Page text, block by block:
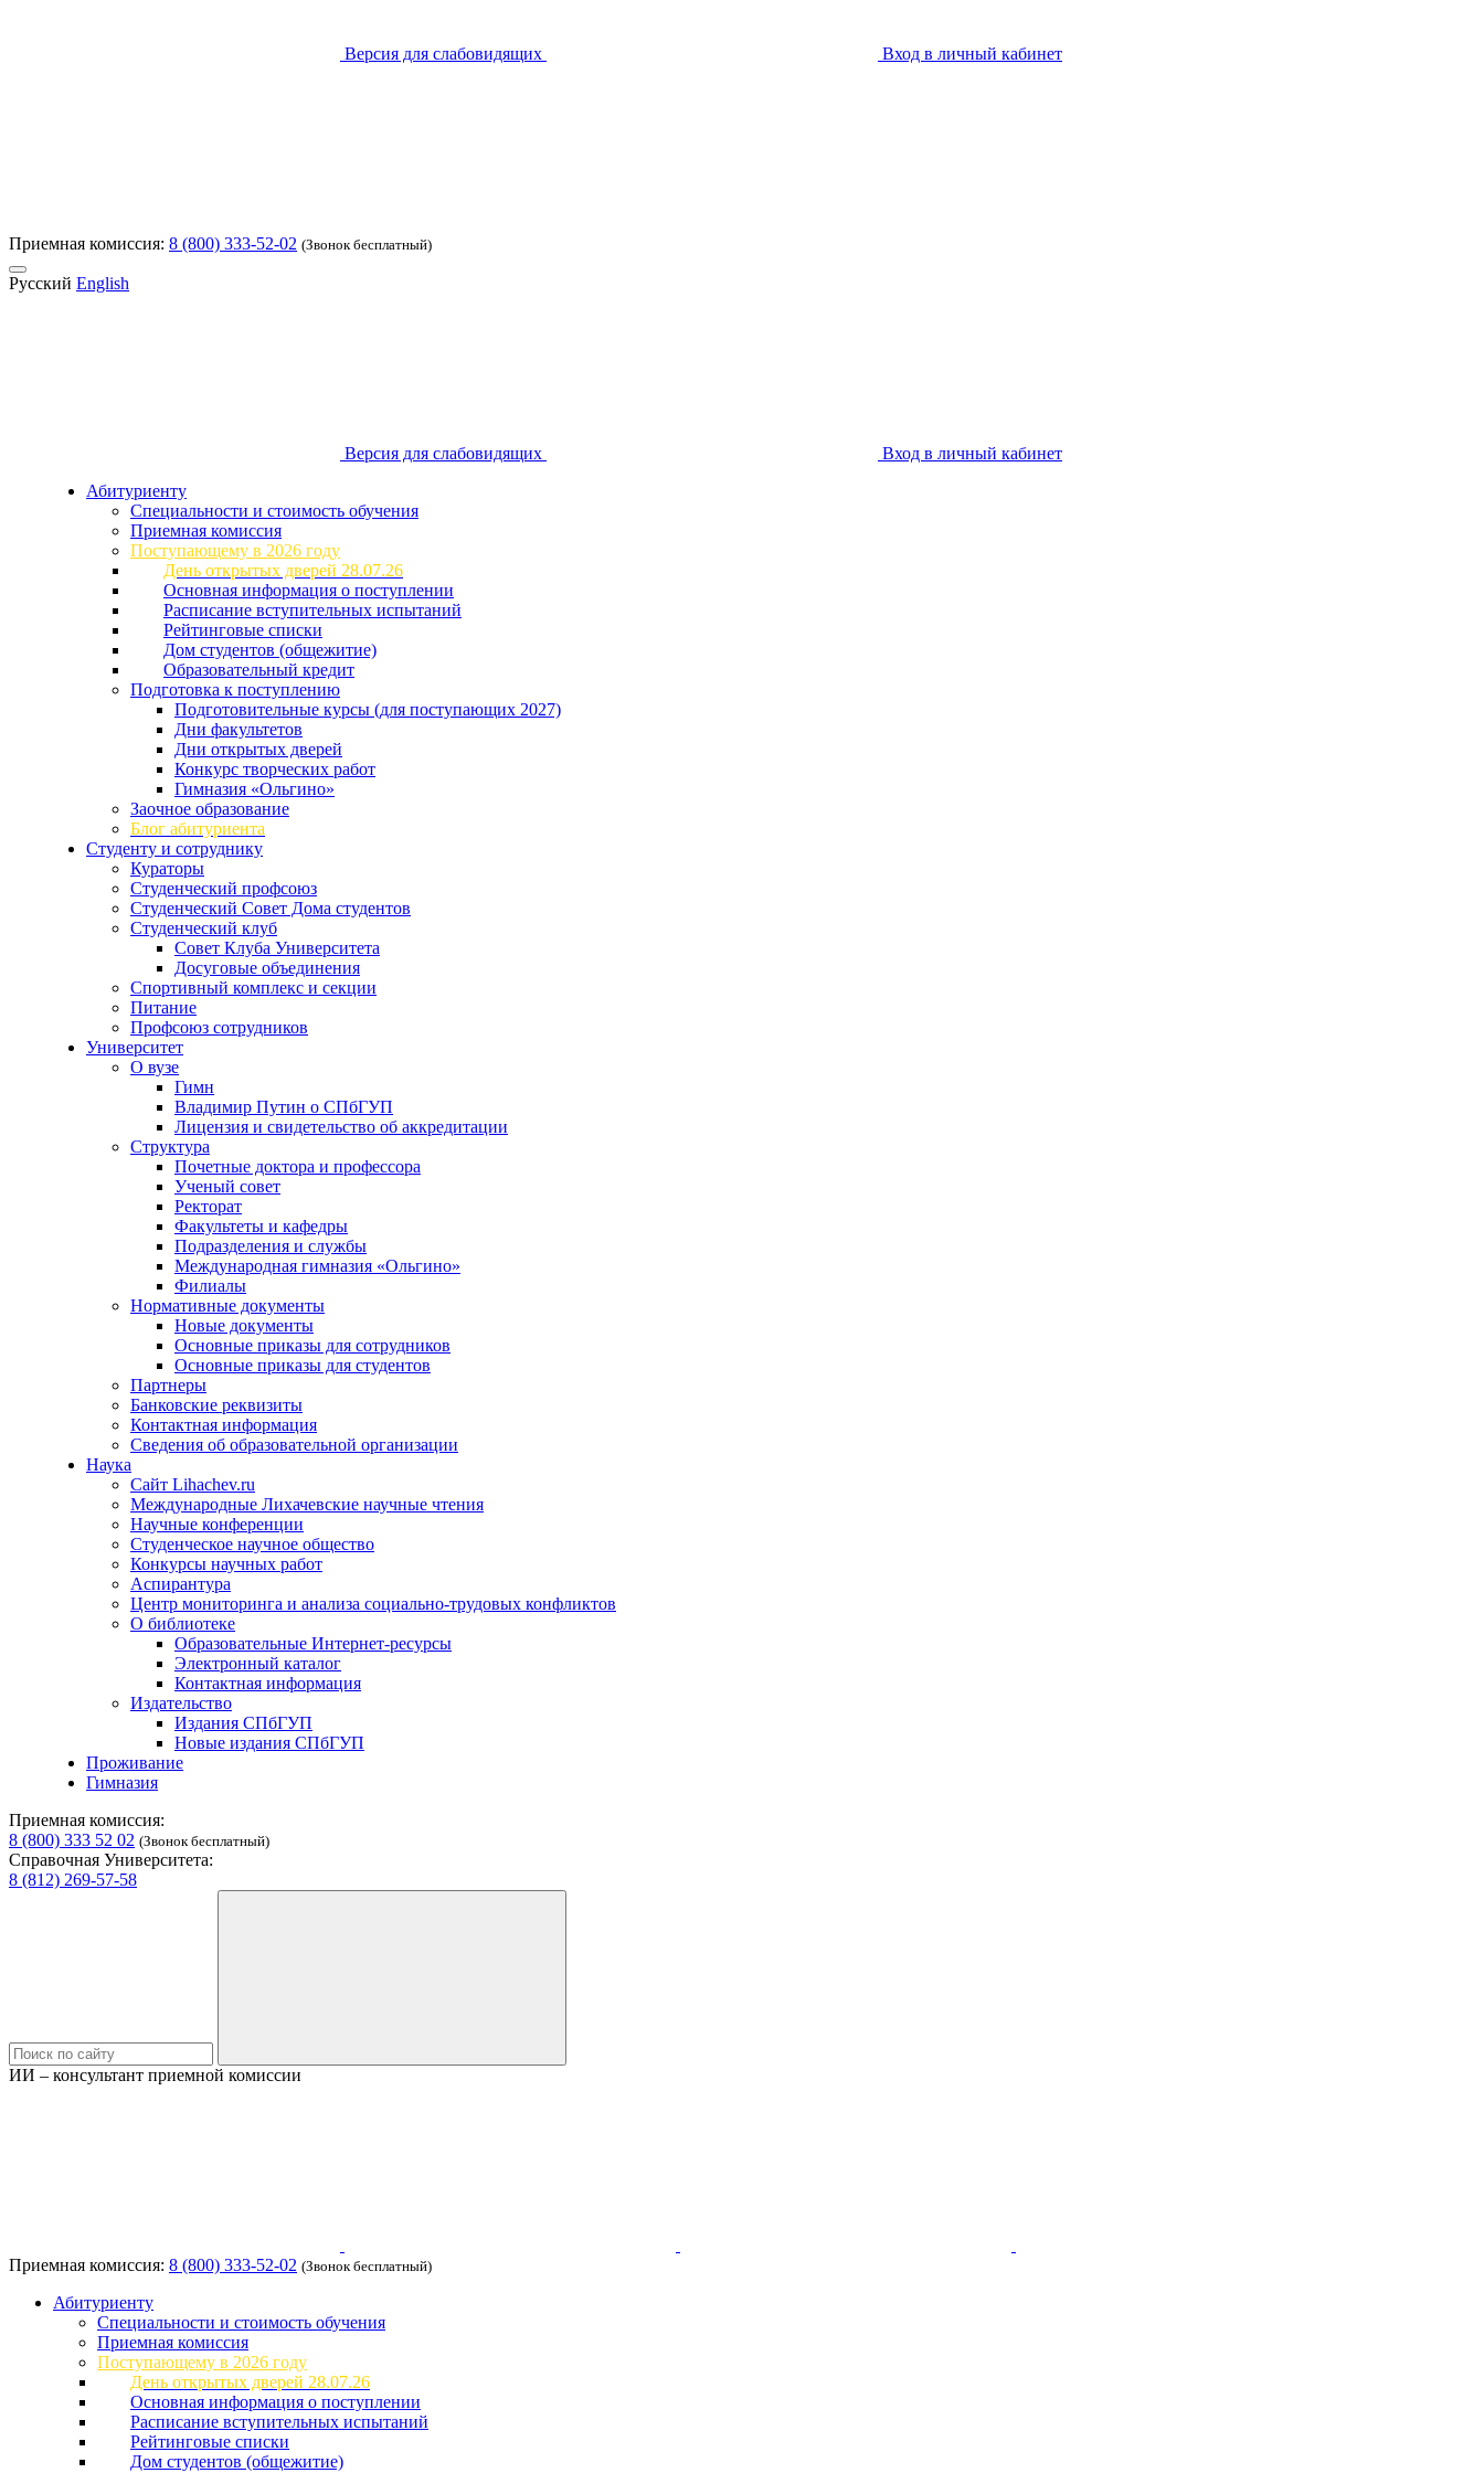
Версия для слабовидящих Вход в личный кабинет
Приемная комиссия: 8 (800) 333-52-02 (Звонок бесплатный)
Русский English
Версия для слабовидящих
Вход в личный кабинет
Абитуриенту
Специальности и стоимость обучения
Приемная комиссия
Поступающему в 2026 году
День открытых дверей 28.07.26
Основная информация о поступлении
Расписание вступительных испытаний
Рейтинговые списки
Дом студентов (общежитие)
Образовательный кредит
Подготовка к поступлению
Подготовительные курсы (для поступающих 2027)
Дни факультетов
Дни открытых дверей
Конкурс творческих работ
Гимназия «Ольгино»
Заочное образование
Блог абитуриента
Студенту и сотруднику
Кураторы
Студенческий профсоюз
Студенческий Совет Дома студентов
Студенческий клуб
Совет Клуба Университета
Досуговые объединения
Спортивный комплекс и секции
Питание
Профсоюз сотрудников
Университет
О вузе
Гимн
Владимир Путин о СПбГУП
Лицензия и свидетельство об аккредитации
Структура
Почетные доктора и профессора
Ученый совет
Ректорат
Факультеты и кафедры
Подразделения и службы
Международная гимназия «Ольгино»
Филиалы
Нормативные документы
Новые документы
Основные приказы для сотрудников
Основные приказы для студентов
Партнеры
Банковские реквизиты
Контактная информация
Сведения об образовательной организации
Наука
Сайт Lihachev.ru
Международные Лихачевские научные чтения
Научные конференции
Студенческое научное общество
Конкурсы научных работ
Аспирантура
Центр мониторинга и анализа социально-трудовых конфликтов
О библиотеке
Образовательные Интернет-ресурсы
Электронный каталог
Контактная информация
Издательство
Издания СПбГУП
Новые издания СПбГУП
Проживание
Гимназия
Приемная комиссия:
8 (800) 333 52 02 (Звонок бесплатный)
Справочная Университета:
8 (812) 269-57-58
ИИ – консультант приемной комиссии
Приемная комиссия: 8 (800) 333-52-02 (Звонок бесплатный)
Абитуриенту
Специальности и стоимость обучения
Приемная комиссия
Поступающему в 2026 году
День открытых дверей 28.07.26
Основная информация о поступлении
Расписание вступительных испытаний
Рейтинговые списки
Дом студентов (общежитие)